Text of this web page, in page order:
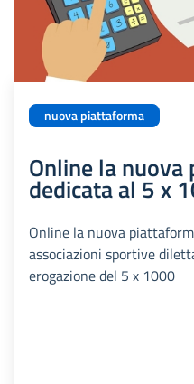
nuova piattaforma
Online la
dedicata al 5 x
Online la nuova
associazioni sportive
erogazione del 5 x 1000